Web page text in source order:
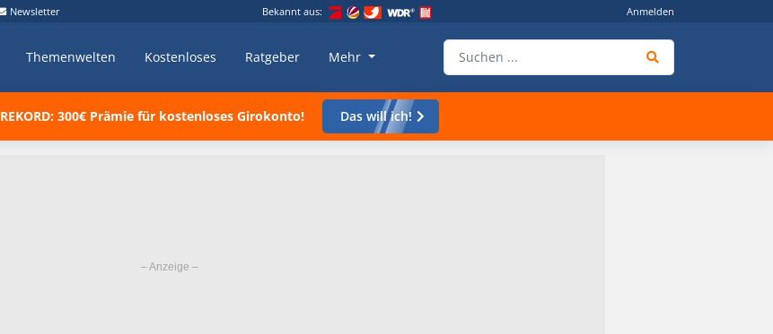
Newsletter Bekannt aus: Anmelden
Themenwelten Kostenloses Ratgeber Mehr
REKORD: 300€ Prämie für kostenloses Girokonto! Das will ich!